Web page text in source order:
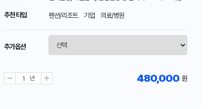
추천 타입 펜션/리조트 기업 의료/병원
추가옵션
480,000 원